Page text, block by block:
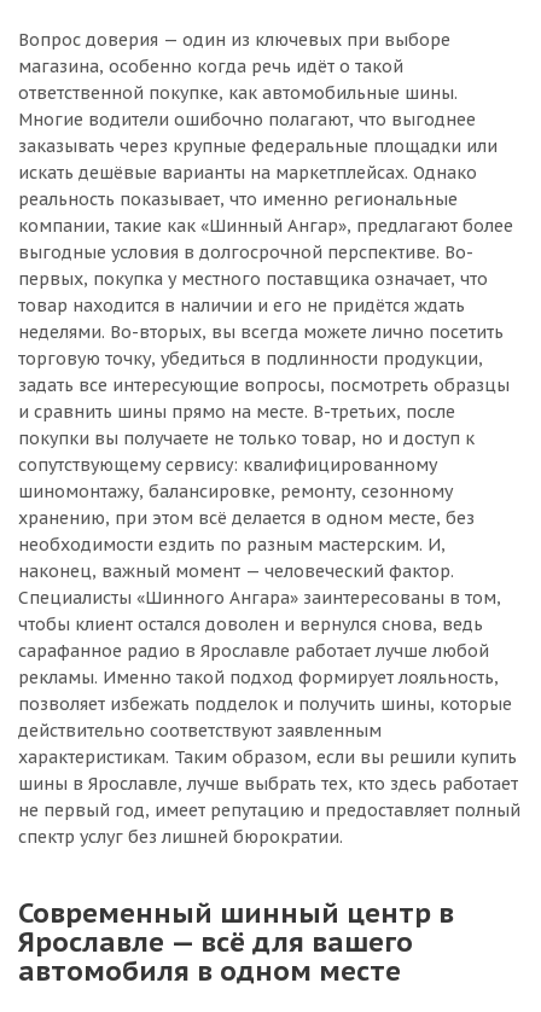
Вопрос доверия — один из ключевых при выборе
магазина, особенно когда речь идёт о такой
ответственной покупке, как автомобильные шины.
Многие водители ошибочно полагают, что выгоднее
заказывать через крупные федеральные площадки или
искать дешёвые варианты на маркетплейсах. Однако
реальность показывает, что именно региональные
компании, такие как «Шинный Ангар», предлагают более
выгодные условия в долгосрочной перспективе. Во-
первых, покупка у местного поставщика означает, что
товар находится в наличии и его не придётся ждать
неделями. Во-вторых, вы всегда можете лично посетить
торговую точку, убедиться в подлинности продукции,
задать все интересующие вопросы, посмотреть образцы
и сравнить шины прямо на месте. В-третьих, после
покупки вы получаете не только товар, но и доступ к
сопутствующему сервису: квалифицированному
шиномонтажу, балансировке, ремонту, сезонному
хранению, при этом всё делается в одном месте, без
необходимости ездить по разным мастерским. И,
наконец, важный момент — человеческий фактор.
Специалисты «Шинного Ангара» заинтересованы в том,
чтобы клиент остался доволен и вернулся снова, ведь
сарафанное радио в Ярославле работает лучше любой
рекламы. Именно такой подход формирует лояльность,
позволяет избежать подделок и получить шины, которые
действительно соответствуют заявленным
характеристикам. Таким образом, если вы решили купить
шины в Ярославле, лучше выбрать тех, кто здесь работает
не первый год, имеет репутацию и предоставляет полный
спектр услуг без лишней бюрократии.
Современный шинный центр в
Ярославле — всё для вашего
автомобиля в одном месте